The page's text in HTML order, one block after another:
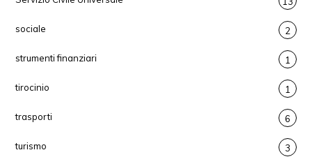
sociale 2
strumenti finanziari 1
tirocinio 1
trasporti 6
turismo 3